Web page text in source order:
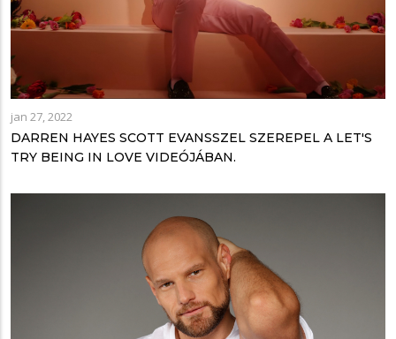
jan 27, 2022
DARREN HAYES SCOTT EVANSSZEL SZEREPEL A LET'S
TRY BEING IN LOVE VIDEÓJÁBAN.